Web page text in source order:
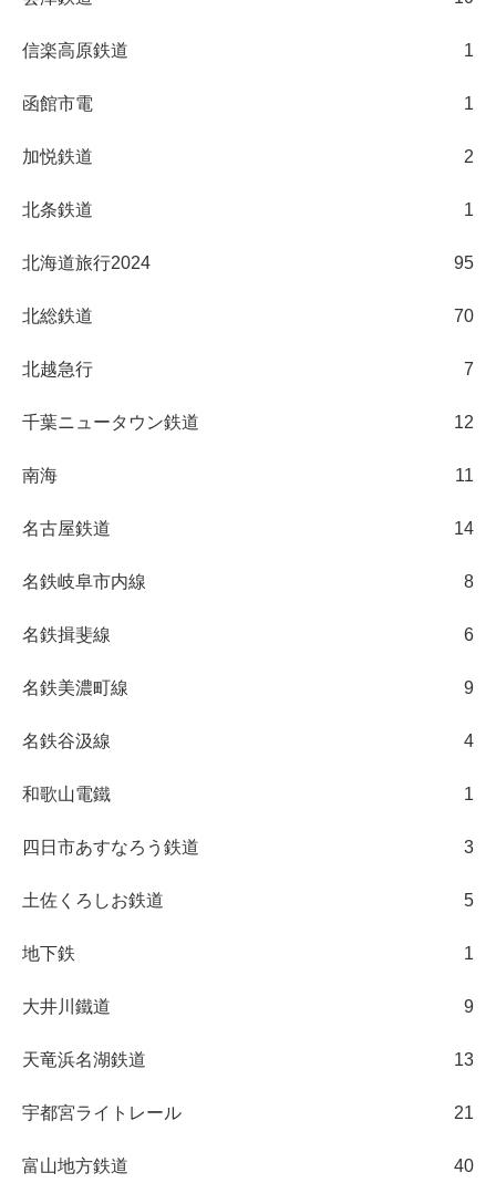
信楽高原鉄道 1
函館市電 1
加悦鉄道 2
北条鉄道 1
北海道旅行2024 95
北総鉄道 70
北越急行 7
千葉ニュータウン鉄道 12
南海 11
名古屋鉄道 14
名鉄岐阜市内線 8
名鉄揖斐線 6
名鉄美濃町線 9
名鉄谷汲線 4
和歌山電鐵 1
四日市あすなろう鉄道 3
土佐くろしお鉄道 5
地下鉄 1
大井川鐵道 9
天竜浜名湖鉄道 13
宇都宮ライトレール 21
富山地方鉄道 40